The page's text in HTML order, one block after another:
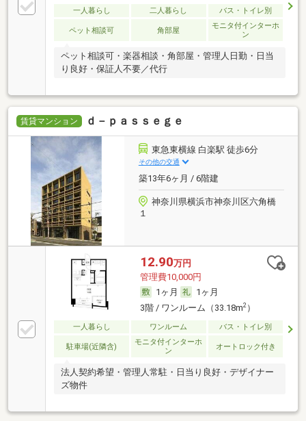
一人暮らし 二人暮らし バス・トイレ別
ペット相談可 角部屋
モニタ付インターホ
ン
ペット相談可・楽器相談・角部屋・管理人日勤・日当
り良好・保証人不要／代行
賃貸マンション ｄ－ｐａｓｓｅｇｅ
東急東横線 白楽駅 徒歩6分
その他の交通
築13年6ヶ月 / 6階建
神奈川県横浜市神奈川区六角橋
１
12.90万円
管理費10,000円
1ヶ月
1ヶ月
3階 / ワンルーム（33.18m2）
一人暮らし ワンルーム バス・トイレ別
駐車場(近隣含)
モニタ付インターホ
ン
オートロック付き
法人契約希望・管理人常駐・日当り良好・デザイナー
ズ物件